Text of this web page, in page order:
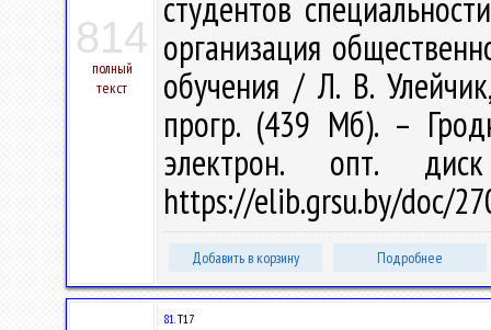
814
полный
текст
организация
обучения / Л. В.
прогр. (439 Мб). –
электрон. опт.
https://elib.grsu.by/doc/
Добавить в корзину Подробнее
81.Т17